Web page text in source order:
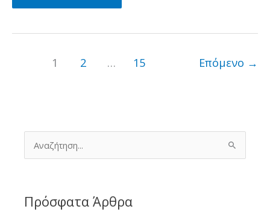
για
συσκευασιών
1 2 … 15 Επόμενο →
α
τ
ηΠρόσφατα Άρθρα